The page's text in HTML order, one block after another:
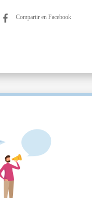
Compartir en Facebook